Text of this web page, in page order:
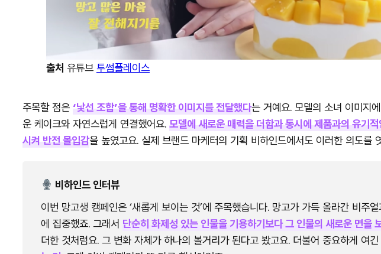
출처 유튜브 투썸플레이스
주목할 점은 ‘낯선 조합’을 통해 명확한 이미지를 전달했다는 거예요. 모델의 소녀 이미지
운 케이크와 자연스럽게 연결했어요. 모델에 새로운 매력을 더함과 동시에 제품과의 유기
시켜 반전 몰입감을 높였고요. 실제 브랜드 마케터의 기획 비하인드에서도 이러한 의도를
비하인드 인터뷰
이번 망고생 캠페인은 ‘새롭게 보이는 것’에 주목했습니다. 망고가 가득 올라간 비
에 집중했죠. 그래서 단순히 화제성 있는 인물을 기용하기보다 그 인물의 새로운 면을
더한 것처럼요. 그 변화 자체가 하나의 볼거리가 된다고 봤고요. 더불어 중요하게 여긴